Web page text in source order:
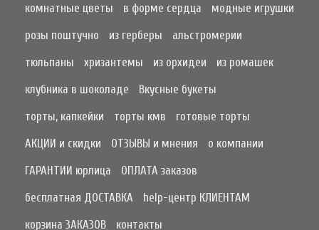
комнатные цветы
в форме сердца
модные игрушки
розы поштучно
из герберы
альстромерии
тюльпаны
хризантемы из орхидеи
из ромашек
клубника в шоколаде
Вкусные букеты
торты, капкейки
торты кмв
готовые торты
АКЦИИ и скидки
ОТЗЫВЫ и мнения
о компании
ГАРАНТИИ юрлица
ОПЛАТА заказов
бесплатная ДОСТАВКА
help-центр КЛИЕНТАМ
корзина ЗАКАЗОВ
контакты